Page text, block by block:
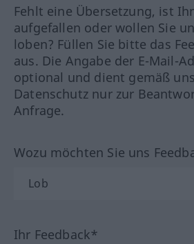
Fehlt eine Übersetzung, ist
aufgefallen oder wollen Sie
loben? Füllen Sie bitte das
aus. Die Angabe der E-Mail-
optional und dient gemäß
Datenschutz nur zur
Anfrage.
Wozu möchten Sie uns
Ihr Feedback*